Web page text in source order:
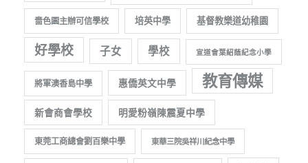
嗇色園主辦可信學校 培英中學 基督教樂道幼稚園
好學校 子女 學校 宣道會葉紹蔭紀念小學
將軍澳香島中學 惠僑英文中學 教育傳媒
新會商會學校 明愛粉嶺陳震夏中學
東莞工商總會劉百樂中學 東華三院吳祥川紀念中學